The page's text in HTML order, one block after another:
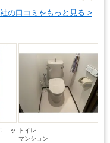
の口コミをもっと見る >
ニッ
トイレ
マンション